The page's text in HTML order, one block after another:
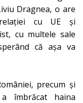
Dragnea, o are
cu UE și
cu multele sale
că așa va
precum și
îmbrăcat haina